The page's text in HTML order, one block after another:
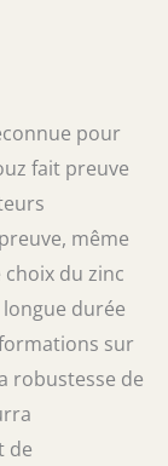
pour
fait preuve
même
du zinc
durée
sur
robustesse de
de